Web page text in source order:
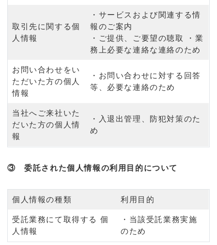
取引先に関する個
人情報
・サービスおよび関連する情
報のご案内
・ご提供、ご要望の聴取 ・業
務上必要な連絡な連絡のため
お問い合わせをい
ただいた方の個人
情報
・お問い合わせに対する回答
等、必要な連絡のため
当社へご来社いた
だいた方の個人情
報
・入退出管理、防犯対策のた
め
③ 委託された個人情報の利用目的について
個人情報の種類 利用目的
受託業務にて取得する 個
人情報
・当該受託業務実施
のため